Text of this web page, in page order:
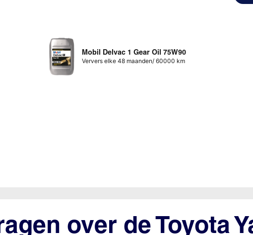
Mobil Delvac 1 Gear Oil 75W90
Ververs elke 48 maanden/ 60000 km
over de Toyota